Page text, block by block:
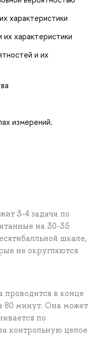
характеристики
характеристики
и их
измерений.
3-4 задачи по
на 30-35
шкале,
не округляются
проводится в конце
80 минут. Она может
по
контрольную целое